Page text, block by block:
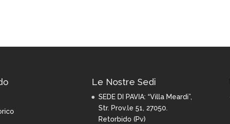
Le Nostre Sedi
SEDE DI PAVIA: “Villa Meardi”,
Str. Prov.le 51, 27050.
Retorbido (Pv)